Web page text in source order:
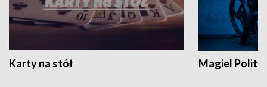
Karty na stół Magiel